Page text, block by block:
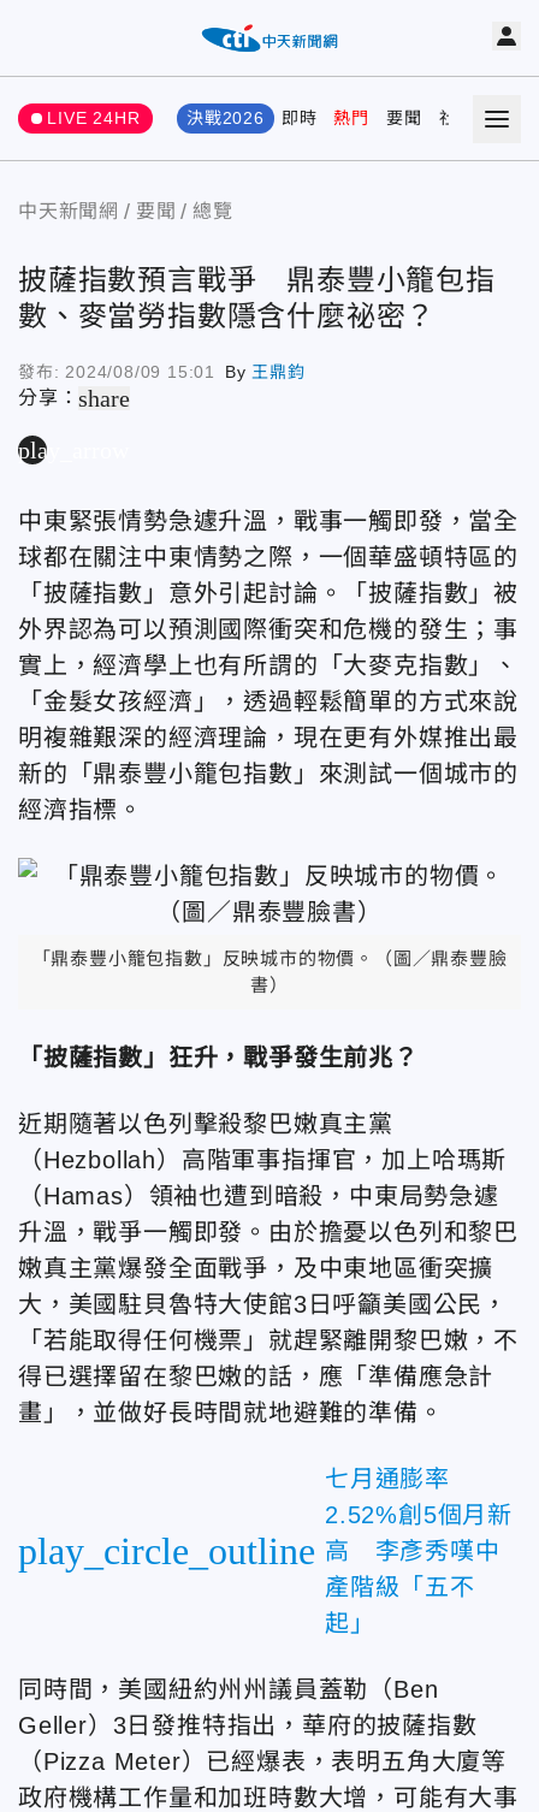
LIVE 24HR 決戰2026 即時 熱門 要聞 社會 娛樂
中天新聞網 要聞 總覽
披薩指數預言戰爭 鼎泰豐小籠包指
數、麥當勞指數隱含什麼祕密？
發布: 2024/08/09 15:01 By 王鼎鈞
分享：share
play_arrow
中東緊張情勢急遽升溫，戰事一觸即發，當全
球都在關注中東情勢之際，一個華盛頓特區的
「披薩指數」意外引起討論。「披薩指數」被
外界認為可以預測國際衝突和危機的發生；事
實上，經濟學上也有所謂的「大麥克指數」、
「金髮女孩經濟」，透過輕鬆簡單的方式來說
明複雜艱深的經濟理論，現在更有外媒推出最
新的「鼎泰豐小籠包指數」來測試一個城市的
經濟指標。
「鼎泰豐小籠包指數」反映城市的物價。（圖／鼎泰豐臉
書）
「披薩指數」狂升，戰爭發生前兆？
近期隨著以色列擊殺黎巴嫩真主黨
（Hezbollah）高階軍事指揮官，加上哈瑪斯
（Hamas）領袖也遭到暗殺，中東局勢急遽
升溫，戰爭一觸即發。由於擔憂以色列和黎巴
嫩真主黨爆發全面戰爭，及中東地區衝突擴
大，美國駐貝魯特大使館3日呼籲美國公民，
「若能取得任何機票」就趕緊離開黎巴嫩，不
得已選擇留在黎巴嫩的話，應「準備應急計
畫」，並做好長時間就地避難的準備。
play_circle_outline
七月通膨率
2.52%創5個月新
高 李彥秀嘆中
產階級「五不
起」
同時間，美國紐約州州議員蓋勒（Ben
Geller）3日發推特指出，華府的披薩指數
（Pizza Meter）已經爆表，表明五角大廈等
政府機構工作量和加班時數大增，可能有大事